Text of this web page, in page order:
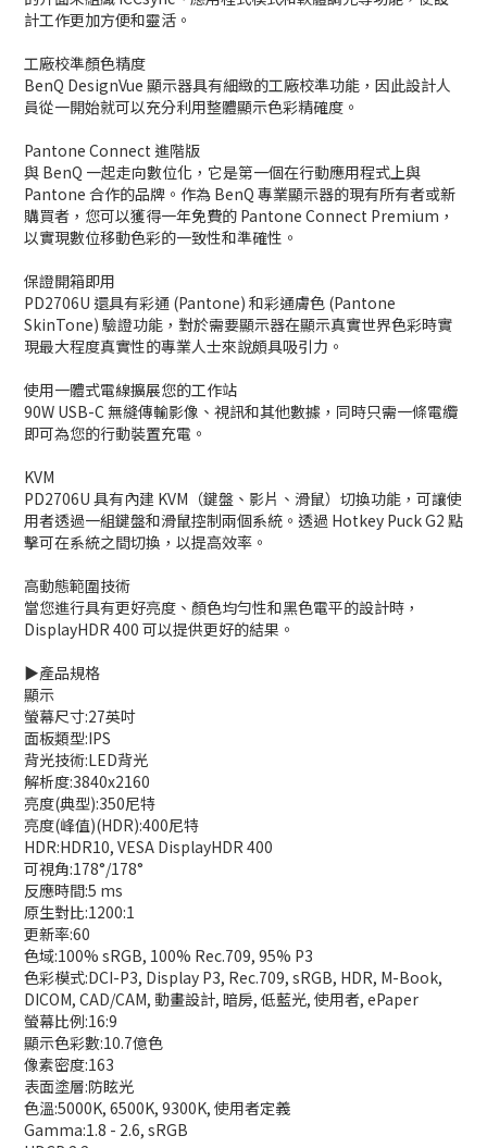
計工作更加方便和靈活。
工廠校準顏色精度
BenQ DesignVue 顯示器具有細緻的工廠校準功能，因此設計人
員從一開始就可以充分利用整體顯示色彩精確度。
Pantone Connect 進階版
與 BenQ 一起走向數位化，它是第一個在行動應用程式上與
Pantone 合作的品牌。作為 BenQ 專業顯示器的現有所有者或新
購買者，您可以獲得一年免費的 Pantone Connect Premium，
以實現數位移動色彩的一致性和準確性。
保證開箱即用
PD2706U 還具有彩通 (Pantone) 和彩通膚色 (Pantone
SkinTone) 驗證功能，對於需要顯示器在顯示真實世界色彩時實
現最大程度真實性的專業人士來說頗具吸引力。
使用一體式電線擴展您的工作站
90W USB-C 無縫傳輸影像、視訊和其他數據，同時只需一條電纜
即可為您的行動裝置充電。
KVM
PD2706U 具有內建 KVM（鍵盤、影片、滑鼠）切換功能，可讓使
用者透過一組鍵盤和滑鼠控制兩個系統。透過 Hotkey Puck G2 點
擊可在系統之間切換，以提高效率。
高動態範圍技術
當您進行具有更好亮度、顏色均勻性和黑色電平的設計時，
DisplayHDR 400 可以提供更好的結果。
▶️產品規格
顯示
螢幕尺寸:27英吋
面板類型:IPS
背光技術:LED背光
解析度:3840x2160
亮度(典型):350尼特
亮度(峰值)(HDR):400尼特
HDR:HDR10, VESA DisplayHDR 400
可視角:178°/178°
反應時間:5 ms
原生對比:1200:1
更新率:60
色域:100% sRGB, 100% Rec.709, 95% P3
色彩模式:DCI-P3, Display P3, Rec.709, sRGB, HDR, M-Book,
DICOM, CAD/CAM, 動畫設計, 暗房, 低藍光, 使用者, ePaper
螢幕比例:16:9
顯示色彩數:10.7億色
像素密度:163
表面塗層:防眩光
色溫:5000K, 6500K, 9300K, 使用者定義
Gamma:1.8 - 2.6, sRGB